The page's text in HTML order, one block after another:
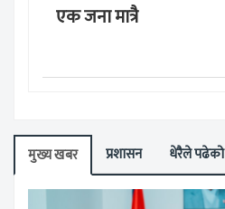
एक जना मात्रै
मुख्य खबर प्रशासन धेरैले पढेको